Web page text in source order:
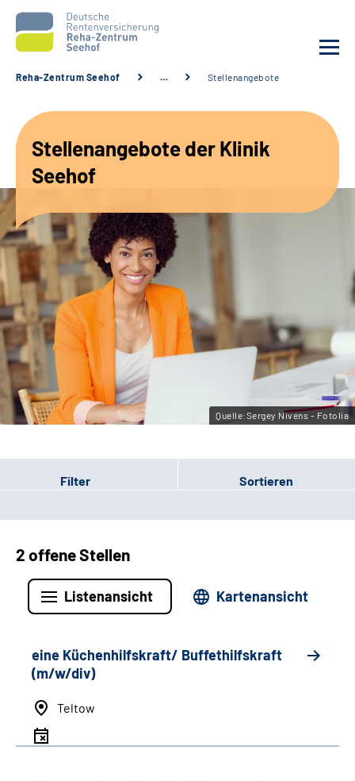
Unsere Angebote
Karriere
Sozialdienste & Zuweisende
Suche
Leichte Sprache
Gebärdensprache
Reha-Zentrum Seehof … Stellenangebote
Stellenangebote der Klinik
Seehof
Quelle:Sergey Nivens - Fotolia
Filter Sortieren
2 offene Stellen
Listenansicht Kartenansicht
eine Küchenhilfskraft/ Buffethilfskraft
(m/w/div)
Teltow